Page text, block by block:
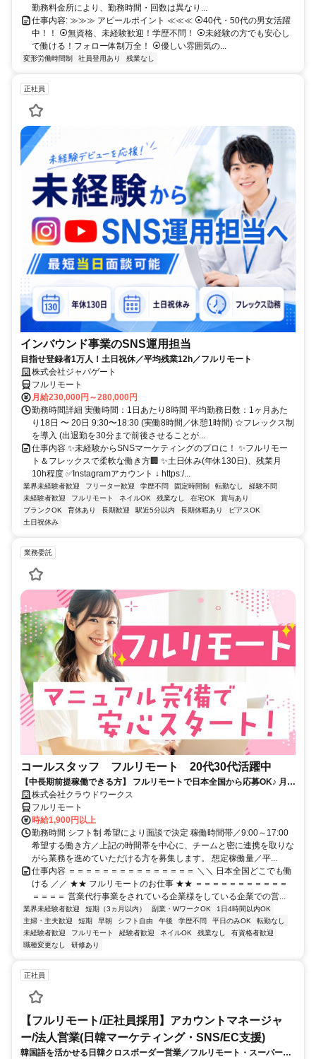
勤務料金所により、勤務時間・回数は異なり...
仕事内容: ≫≫≫ アピールポイント ≪≪≪ ⦿40代・50代の男女活躍
中！！ ⦿無資格、未経験歓迎！学歴不問！ ⦿未経験の方でも安心し
て働ける！フォロー体制万全！ ⦿優しい雰囲気の...
変形労働時間制 社員登用あり 残業なし
正社員
インバウンド事業のSNS運用担当
目指せ登録者1万人！土日祝休／平均残業12h／フルリモート
株式会社ジャパゲート
フルリモート
月給230,000円～280,000円
勤務時間詳細 実働時間：1日あたり8時間 平均勤務日数：1ヶ月あた
り18日 〜 20日 9:30〜18:30 (実働8時間／休憩1時間) ☆フレックス制
を導入 (出退勤を30分まで前後させることが...
仕事内容 ✨未経験からSNSマーケティングのプロに！ ✨フルリモー
ト＆フレックスで柔軟な働き方🏢 ✨土日休み(年休130日)、残業月
10h程度 ✅Instagramアカウント ↓ https:/...
業界未経験者歓迎 フリーター歓迎 学歴不問 固定時間制 転勤なし
経験不問
未経験者歓迎
フルリモート ネイルOK 残業なし 在宅OK
賞与あり
ブランクOK
育休あり 長期歓迎 駅近5分以内 長期休暇あり
ピアスOK
土日祝休み
業務委託
コールスタッフ フルリモート 20代30代活躍中
【中長期前提稼働できる方】 フルリモートで日本全国から応募OK♪ 月稼
働80時間で安定収入！
株式会社クラウドワークス
フルリモート
時給1,900円以上
勤務時間 シフト制 希望により面談で決定 稼働時間帯／9:00～17:00
希望する働き方／上記の時間帯を中心に、チームと密に連携を取りな
がら業務を進めていただける方を募集します。 想定稼働量／平...
仕事内容 ＝＝＝＝＝＝＝＝＝＝＝＝＝＝＝ ＼＼ 日本全国どこでも働
ける ／／ ★★ フルリモートのお仕事 ★★ ＝＝＝＝＝＝＝＝＝＝＝
＝＝＝＝ 営業代行事業をされている企業様をしている企業での営...
業界未経験者歓迎 短期（3ヵ月以内） 副業・WワークOK
1日4時間以内OK
主婦・主夫歓迎
短期 早朝 シフト自由 午後 学歴不問 平日のみOK
転勤なし
未経験者歓迎
フルリモート 経験者歓迎 ネイルOK 残業なし
有資格者歓迎
職種変更なし
研修あり
正社員
【フルリモート/正社員採用】アカウントマネージャ
ー/法人営業(日韓マーケティング・SNS/EC支援)
韓国語を活かせる日韓クロスボーダー営業／フルリモート・スーパーフ